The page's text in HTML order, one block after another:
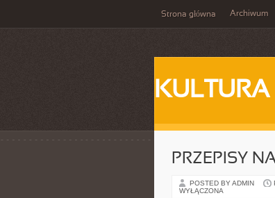
Strona główna Archiwum
KULTURA
PRZEPISY
POSTED BY ADMIN
WYŁĄCZONA